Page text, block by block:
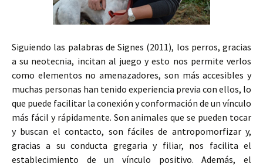
Siguiendo las palabras de Signes (2011), los perros, gracias
a su neotecnia, incitan al juego y esto nos permite verlos
como elementos no amenazadores, son más accesibles y
muchas personas han tenido experiencia previa con ellos, lo
que puede facilitar la conexión y conformación de un vínculo
más fácil y rápidamente. Son animales que se pueden tocar
y buscan el contacto, son fáciles de antropomorfizar y,
gracias a su conducta gregaria y filiar, nos facilita el
establecimiento de un vínculo positivo. Además, el